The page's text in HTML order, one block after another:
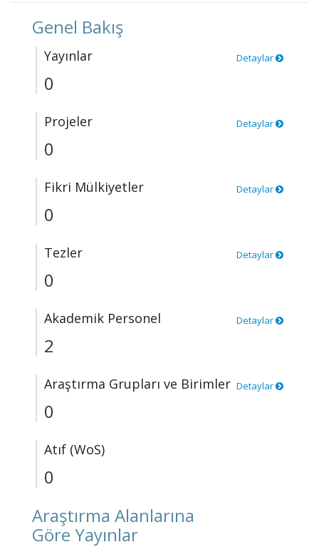
Genel Bakış
Yayınlar Detaylar
0
Projeler Detaylar
0
Fikri Mülkiyetler Detaylar
0
Tezler Detaylar
0
Akademik Personel Detaylar
2
Araştırma Grupları ve Birimler Detaylar
0
Atıf (WoS)
0
Araştırma Alanlarına
Göre Yayınlar